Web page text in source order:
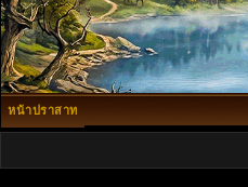
หน้าปราสาท